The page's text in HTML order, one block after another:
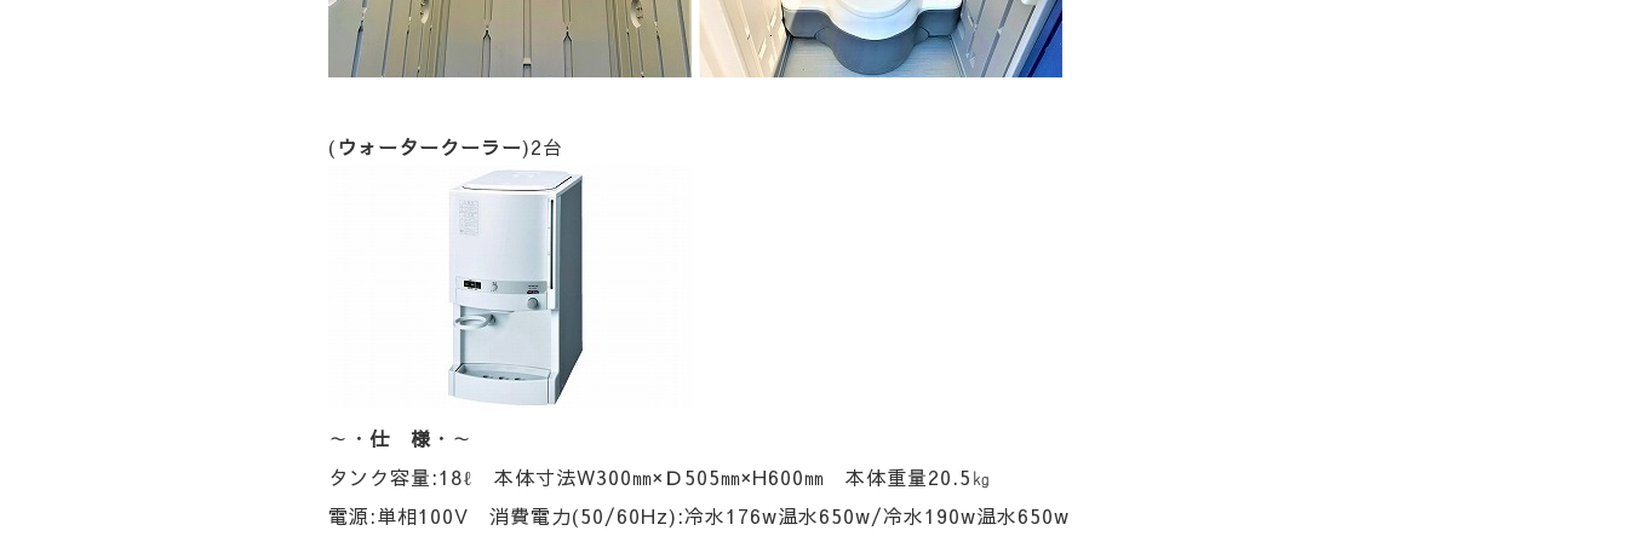
(ウォータークーラー)2台
～・ 仕 様 ・～
タンク容量:18ℓ 本体寸法W300㎜×Ｄ505㎜×H600㎜ 本体重量20.5㎏
電源:単相100V 消費電力(50/60Hz):冷水176w温水650w/冷水190w温水650w